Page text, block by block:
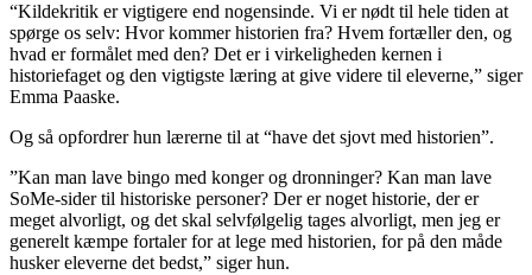
“Kildekritik er vigtigere end nogensinde. Vi er nødt til hele tiden at
spørge os selv: Hvor kommer historien fra? Hvem fortæller den, og
hvad er formålet med den? Det er i virkeligheden kernen i
historiefaget og den vigtigste læring at give videre til eleverne,” siger
Emma Paaske.
Og så opfordrer hun lærerne til at “have det sjovt med historien”.
”Kan man lave bingo med konger og dronninger? Kan man lave
SoMe-sider til historiske personer? Der er noget historie, der er
meget alvorligt, og det skal selvfølgelig tages alvorligt, men jeg er
generelt kæmpe fortaler for at lege med historien, for på den måde
husker eleverne det bedst,” siger hun.